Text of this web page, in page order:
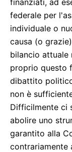
federale per
individuale o
causa (o
bilancio attuale
proprio questo
dibattito
non è
Difficilmente ci
abolire uno
garantito alla
contrariamente